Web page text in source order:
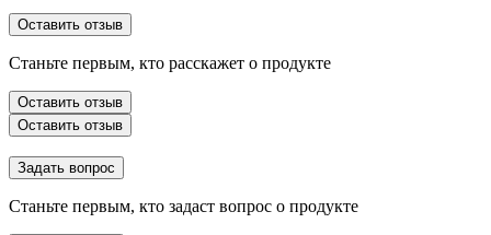
Оставить отзыв
Станьте первым, кто расскажет о продукте
Оставить отзыв
Оставить отзыв
Задать вопрос
Станьте первым, кто задаст вопрос о продукте